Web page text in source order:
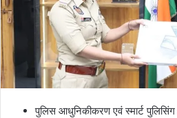
पुलिस आधुनिकीकरण एवं स्मार्ट